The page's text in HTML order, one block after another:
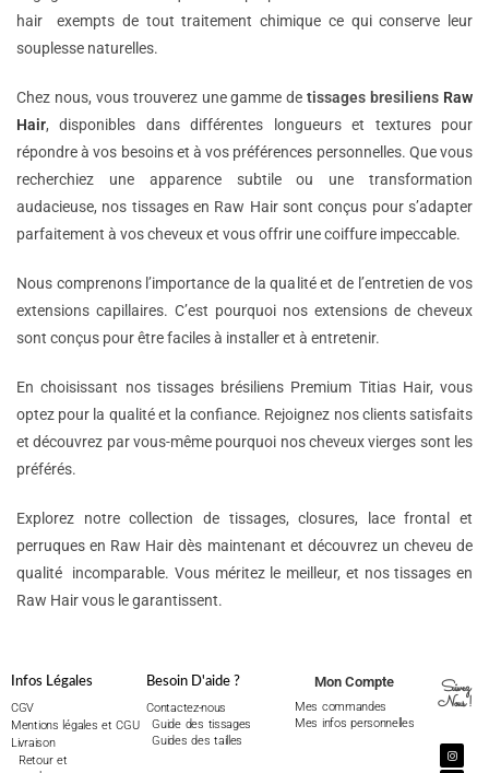
hair exempts de tout traitement chimique ce qui conserve leur
souplesse naturelles.
Chez nous, vous trouverez une gamme detissages bresiliens Raw
Hair, disponibles dans différentes longueurs et textures pour
répondre à vos besoins et à vos préférences personnelles. Que vous
recherchiez une apparence subtile ou une transformation
audacieuse, nos tissages en Raw Hair sont conçus pour s’adapter
parfaitement à vos cheveux et vous offrir une coiffure impeccable.
Nous comprenons l’importance de la qualité et de l’entretien de vos
extensions capillaires. C’est pourquoi nos extensions de cheveux
sont conçus pour être faciles à installer et à entretenir.
En choisissant nos tissages brésiliens Premium Titias Hair, vous
optez pour la qualité et la confiance. Rejoignez nos clients satisfaits
et découvrez par vous-même pourquoi nos cheveux vierges sont les
préférés.
Explorez notre collection de tissages, closures, lace frontal et
perruques en Raw Hair dès maintenant et découvrez un cheveu de
qualité incomparable. Vous méritez le meilleur, et nos tissages en
Raw Hair vous le garantissent.
Infos Légales
CGV
Mentions légales et CGU
Livraison
Retour et
Besoin D'aide ?
Contactez-nous
Guide des tissages
Guides des tailles
Mon Compte
Mes commandes
Mes infos personnelles
Suivez
Nous !